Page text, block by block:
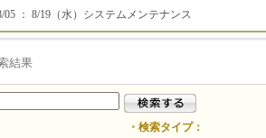
05 ： 8/19（水）システムメンテナンス
結果
・検索タイプ：